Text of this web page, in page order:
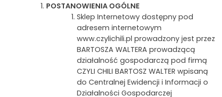
POSTANOWIENIA OGÓLNE
Sklep Internetowy dostępny pod
adresem internetowym
www.czylichili.pl prowadzony jest przez
BARTOSZA WALTERA prowadzącą
działalność gospodarczą pod firmą
CZYLI CHILI BARTOSZ WALTER wpisaną
do Centralnej Ewidencji i Informacji o
Działalności Gospodarczej